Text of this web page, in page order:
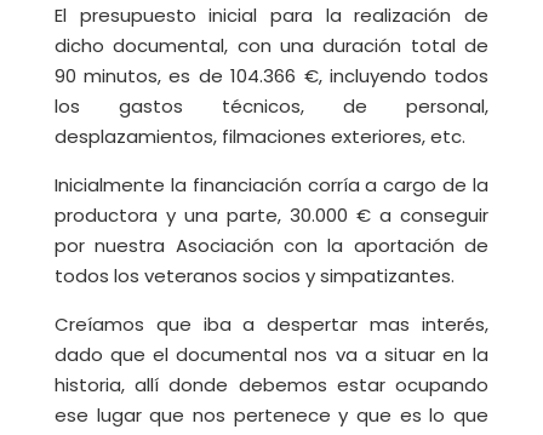
El presupuesto inicial para la realización de
dicho documental, con una duración total de
90 minutos, es de 104.366 €, incluyendo todos
los gastos técnicos, de personal,
desplazamientos, filmaciones exteriores, etc.
Inicialmente la financiación corría a cargo de la
productora y una parte, 30.000 € a conseguir
por nuestra Asociación con la aportación de
todos los veteranos socios y simpatizantes.
Creíamos que iba a despertar mas interés,
dado que el documental nos va a situar en la
historia, allí donde debemos estar ocupando
ese lugar que nos pertenece y que es lo que